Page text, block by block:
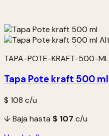
TAPA-POTE-KRAFT-500-
Tapa Pote kraft 500 ml
$ 108 c/u
↓ Baja hasta $ 107 c/u